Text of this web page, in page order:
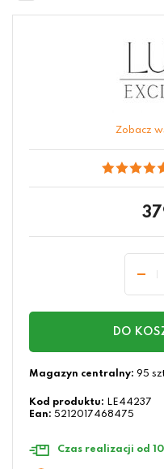
Zobacz
DO
Magazyn centralny: 95
Kod produktu: LE44237
Ean: 5212017468475
Czas realizacji od